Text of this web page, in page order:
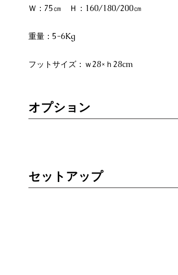
Ｗ：75㎝ Ｈ：160/180/200㎝
重量：5-6Kg
フットサイズ：ｗ28×ｈ28cm
オプション
セットアップ